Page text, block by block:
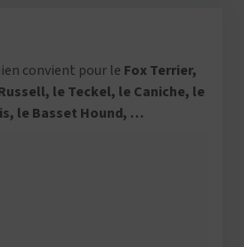
convient pour le Fox Terrier,
le Teckel, le Caniche, le
le Basset Hound, …